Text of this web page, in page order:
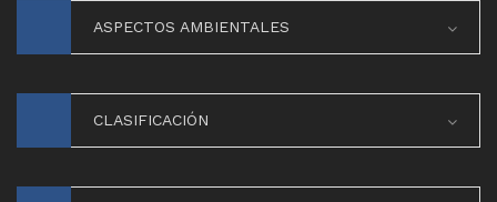
ASPECTOS AMBIENTALES
CLASIFICACIÓN